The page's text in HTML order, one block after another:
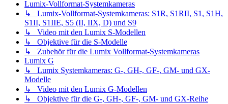
Lumix-Vollformat-Systemkameras
↳ Lumix-Vollformat-Systemkameras: S1R, S1RII, S1, S1H,
S1II, S1IIE, S5 (II, IIX, D) und S9
↳ Video mit den Lumix S-Modellen
↳ Objektive für die S-Modelle
↳ Zubehör für die Lumix Vollformat-Systemkameras
Lumix G
↳ Lumix Systemkameras: G-, GH-, GF-, GM- und GX-
Modelle
↳ Video mit den Lumix G-Modellen
↳ Objektive für die G-, GH-, GF-, GM- und GX-Reihe